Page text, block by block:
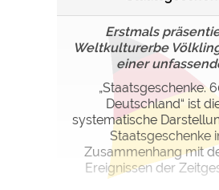
Erstmals
Weltkulturerbe
einer
„Staatsgeschenke.
Deutschland“ ist
systematische
Staatsgeschenke
Zusammenhang mit
Ereignissen der